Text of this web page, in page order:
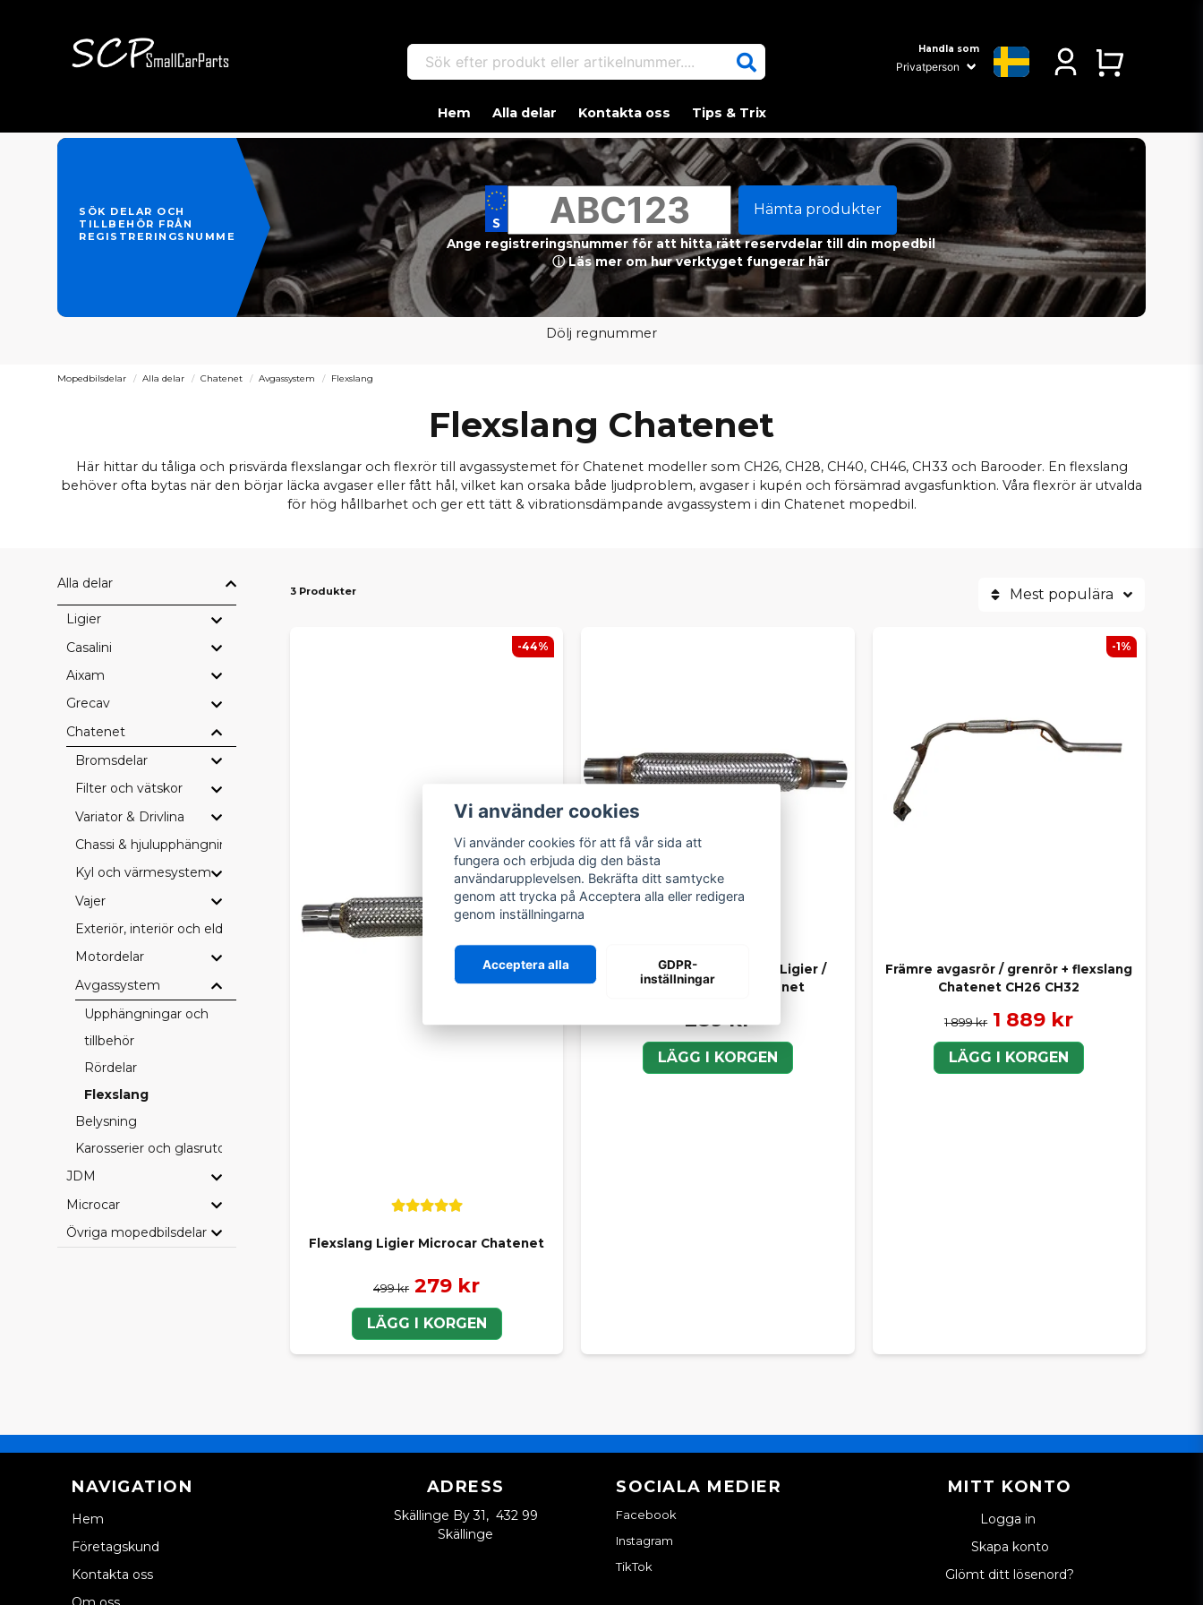
Sök efter produkt eller artikelnummer.... Handla som
Hem Alla delar Kontakta oss Tips & Trix
SÖK DELAR OCH
TILLBEHÖR FRÅN
REGISTRERINGSNUMMER
Hämta produkter
Ange registreringsnummer för att hitta rätt reservdelar till din mopedbil
ⓘ Läs mer om hur verktyget fungerar här
Dölj regnummer
Mopedbilsdelar Alla delar Chatenet Avgassystem Flexslang
Flexslang Chatenet
Här hittar du tåliga och prisvärda flexslangar och flexrör till avgassystemet för Chatenet modeller som CH26, CH28, CH40, CH46, CH33 och Barooder. En flexslang
behöver ofta bytas när den börjar läcka avgaser eller fått hål, vilket kan orsaka både ljudproblem, avgaser i kupén och försämrad avgasfunktion. Våra flexrör är utvalda
för hög hållbarhet och ger ett tätt & vibrationsdämpande avgassystem i din Chatenet mopedbil.
Alla delar
Ligier
Casalini
Aixam
Grecav
Chatenet
Bromsdelar
Filter och vätskor
Variator & Drivlina
Chassi & hjulupphängning
Kyl och värmesystem
Vajer
Exteriör, interiör och eldetaljer
Motordelar
Avgassystem
Upphängningar och
tillbehör
Rördelar
Flexslang
Belysning
Karosserier och glasrutor
JDM
Microcar
Övriga mopedbilsdelar
3 Produkter Mest populära
Flexslang Ligier Microcar Chatenet
499 kr 279 kr
LÄGG I KORGEN
-44%
Flexslang äldre modeller Ligier /
Microcar / JDM / Chatenet
289 kr
LÄGG I KORGEN
Främre avgasrör / grenrör + flexslang
Chatenet CH26 CH32
1 899 kr 1 889 kr
LÄGG I KORGEN
-1%
NAVIGATION
Hem
Företagskund
Kontakta oss
ADRESS
Skällinge By 31, 432 99
Skällinge
SOCIALA MEDIER
Facebook
Instagram
TikTok
MITT KONTO
Logga in
Skapa konto
Glömt ditt lösenord?
Vi använder cookies
Vi använder cookies för att få vår sida att
fungera och erbjuda dig den bästa
användarupplevelsen. Bekräfta ditt samtycke
genom att trycka på Acceptera alla eller redigera
genom inställningarna
Acceptera alla
GDPR-
inställningar